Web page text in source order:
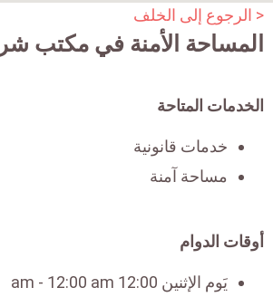
< الرجوع إلى الخلف
المساحة الأمنة في مكتب
الخدمات المتاحة
خدمات قانونية
مساحة آمنة
أوقات الدوام
يَوم الإثنين 12:00 am - 12:00 am